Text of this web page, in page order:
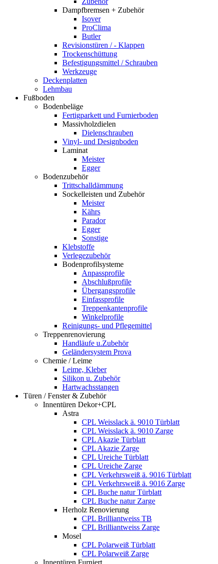
Dampfbremsen + Zubehör
Isover
ProClima
Butler
Revisionstüren / - Klappen
Trockenschüttung
Befestigungsmittel / Schrauben
Werkzeuge
Deckenplatten
Lehmbau
Fußboden
Bodenbeläge
Fertigparkett und Furnierboden
Massivholzdielen
Dielenschrauben
Vinyl- und Designboden
Laminat
Meister
Egger
Bodenzubehör
Trittschalldämmung
Sockelleisten und Zubehör
Meister
Kährs
Parador
Egger
Sonstige
Klebstoffe
Verlegezubehör
Bodenprofilsysteme
Anpassprofile
Abschlußprofile
Übergangsprofile
Einfassprofile
Treppenkantenprofile
Winkelprofile
Reinigungs- und Pflegemittel
Treppenrenovierung
Handläufe u.Zubehör
Geländersystem Prova
Chemie / Leime
Leime, Kleber
Silikon u. Zubehör
Hartwachsstangen
Türen / Fenster & Zubehör
Innentüren Dekor+CPL
Astra
CPL Weisslack ä. 9010 Türblatt
CPL Weisslack ä. 9010 Zarge
CPL Akazie Türblatt
CPL Akazie Zarge
CPL Ureiche Türblatt
CPL Ureiche Zarge
CPL Verkehrsweiß ä. 9016 Türblatt
CPL Verkehrsweiß ä. 9016 Zarge
CPL Buche natur Türblatt
CPL Buche natur Zarge
Herholz Renovierung
CPL Brilliantweiss TB
CPL Brilliantweiss Zarge
Mosel
CPL Polarweiß Türblatt
CPL Polarweiß Zarge